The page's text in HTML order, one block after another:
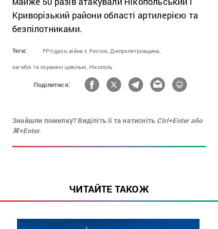
Криворізький райони області артилерією та
безпілотниками.
Теги: FPV-дрон, війна з Росією, Дніпропетровщина,
загиблі та поранені цивільні, Нікополь
Поділитися:
Знайшли помилку? Виділіть її та натисніть Ctrl+Enter або
⌘+Enter.
ЧИТАЙТЕ ТАКОЖ